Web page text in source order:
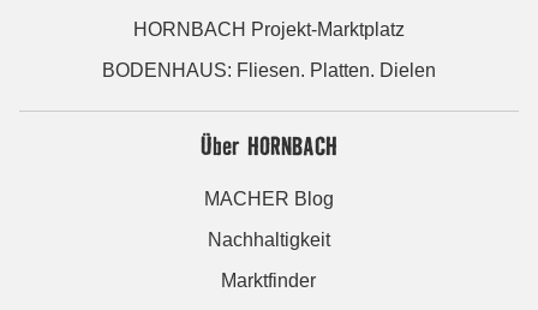
HORNBACH Projekt-Marktplatz
BODENHAUS: Fliesen. Platten. Dielen
Über HORNBACH
MACHER Blog
Nachhaltigkeit
Marktfinder